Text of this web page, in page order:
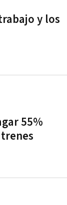
y los
55%